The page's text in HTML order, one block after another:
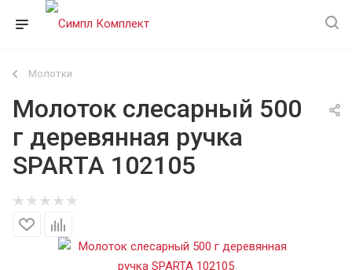
Молотки
Молоток слесарный 500
г деревянная ручка
SPARTA 102105